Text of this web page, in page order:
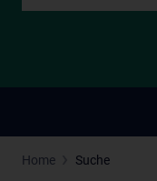
Home Suche